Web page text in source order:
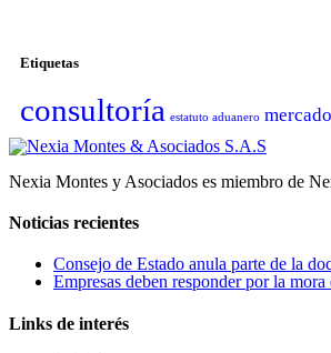
Etiquetas
consultoría estatuto aduanero mercado
Nexia Montes y Asociados es miembro de
Noticias recientes
Consejo de Estado anula parte de la
Empresas deben responder por la
Links de interés